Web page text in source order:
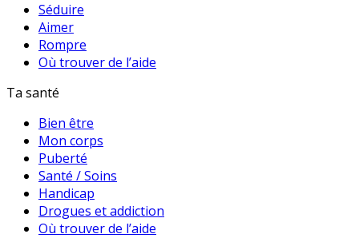
Séduire
Aimer
Rompre
Où trouver de l’aide
Ta santé
Bien être
Mon corps
Puberté
Santé / Soins
Handicap
Drogues et addiction
Où trouver de l’aide